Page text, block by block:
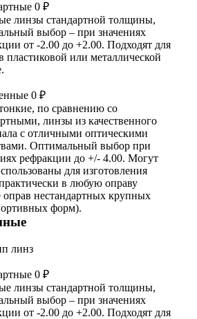
0 ₽
линзы стандартной толщины,
выбор – при значениях
от -2.00 до +2.00. Подходят для
пластиковой или металлической
0 ₽
по сравнению со
линзы из качественного
с отличными оптическими
Оптимальный выбор при
рефракции до +/- 4.00. Могут
для изготовления
в любую оправу
оправ нестандартных крупных
форм).
линз
0 ₽
линзы стандартной толщины,
выбор – при значениях
от -2.00 до +2.00. Подходят для